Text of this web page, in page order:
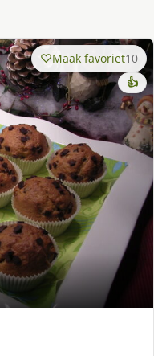
Maak favoriet10
👍